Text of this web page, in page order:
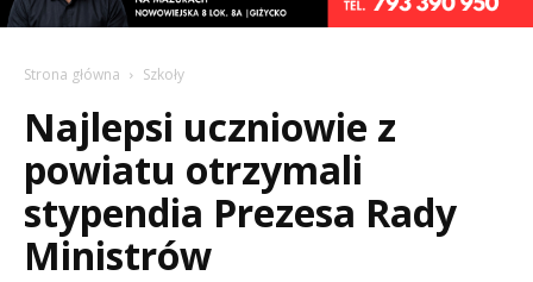
Strona główna Szkoły
Najlepsi uczniowie z
powiatu otrzymali
stypendia Prezesa Rady
Ministrów